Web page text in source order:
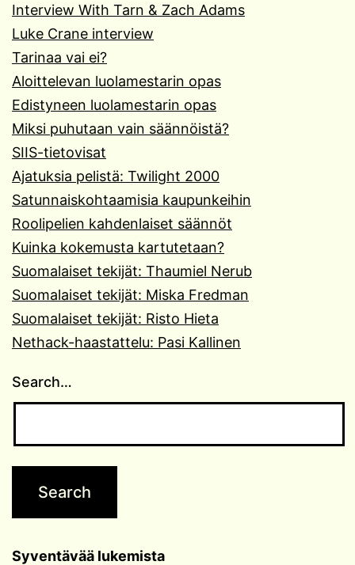
Interview With Tarn & Zach Adams
Luke Crane interview
Tarinaa vai ei?
Aloittelevan luolamestarin opas
Edistyneen luolamestarin opas
Miksi puhutaan vain säännöistä?
SIIS-tietovisat
Ajatuksia pelistä: Twilight 2000
Satunnaiskohtaamisia kaupunkeihin
Roolipelien kahdenlaiset säännöt
Kuinka kokemusta kartutetaan?
Suomalaiset tekijät: Thaumiel Nerub
Suomalaiset tekijät: Miska Fredman
Suomalaiset tekijät: Risto Hieta
Nethack-haastattelu: Pasi Kallinen
Search…
Syventävää lukemista